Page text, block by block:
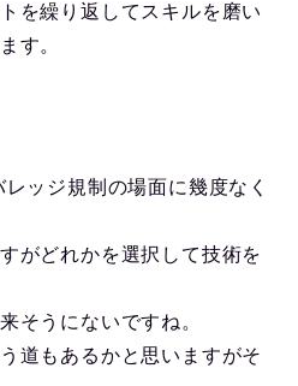
を繰り返してスキルを磨い
す。
ッジ規制の場面に幾度なく
がどれかを選択して技術を
そうにないですね。
道もあるかと思いますがそ